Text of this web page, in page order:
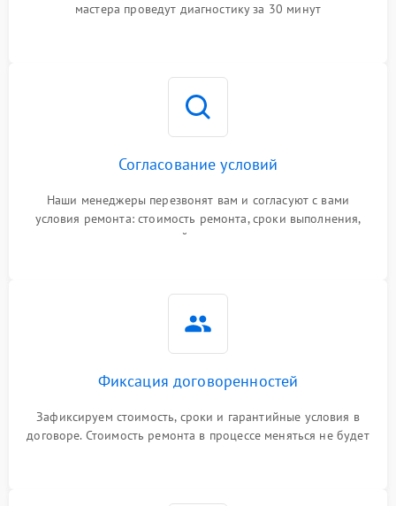
мастера проведут диагностику за 30 минут
Согласование условий
Наши менеджеры перезвонят вам и согласуют с вами
условия ремонта: стоимость ремонта, сроки выполнения,
гарантийные условия
Фиксация договоренностей
Зафиксируем стоимость, сроки и гарантийные условия в
договоре. Стоимость ремонта в процессе меняться не будет